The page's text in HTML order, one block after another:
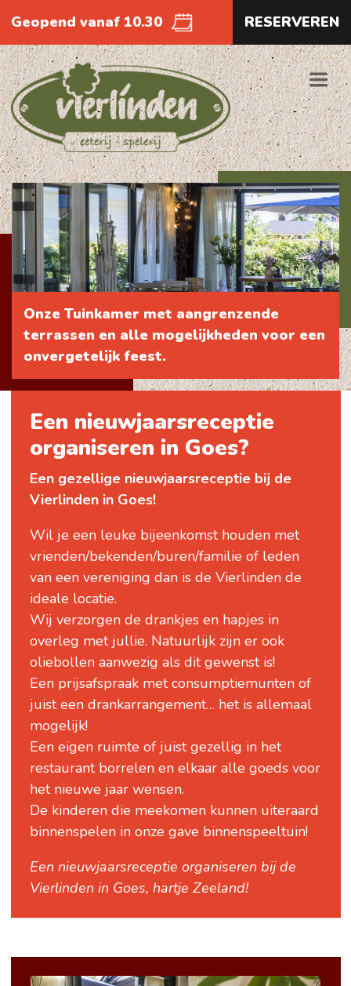
Onze Tuinkamer met aangrenzende
terrassen en alle mogelijkheden voor een
onvergetelijk feest.
RESERVEREN
Een nieuwjaarsreceptie
organiseren in Goes?
Een gezellige nieuwjaarsreceptie bij de
Vierlinden in Goes!
Wil je een leuke bijeenkomst houden met
vrienden/bekenden/buren/familie of leden
van een vereniging dan is de Vierlinden de
ideale locatie.
Wij verzorgen de drankjes en hapjes in
overleg met jullie. Natuurlijk zijn er ook
oliebollen aanwezig als dit gewenst is!
Een prijsafspraak met consumptiemunten of
juist een drankarrangement… het is allemaal
mogelijk!
Een eigen ruimte of juist gezellig in het
restaurant borrelen en elkaar alle goeds voor
het nieuwe jaar wensen.
De kinderen die meekomen kunnen uiteraard
binnenspelen in onze gave binnenspeeltuin!
Een nieuwjaarsreceptie organiseren bij de
Vierlinden in Goes, hartje Zeeland!
Geopend vanaf 10.30